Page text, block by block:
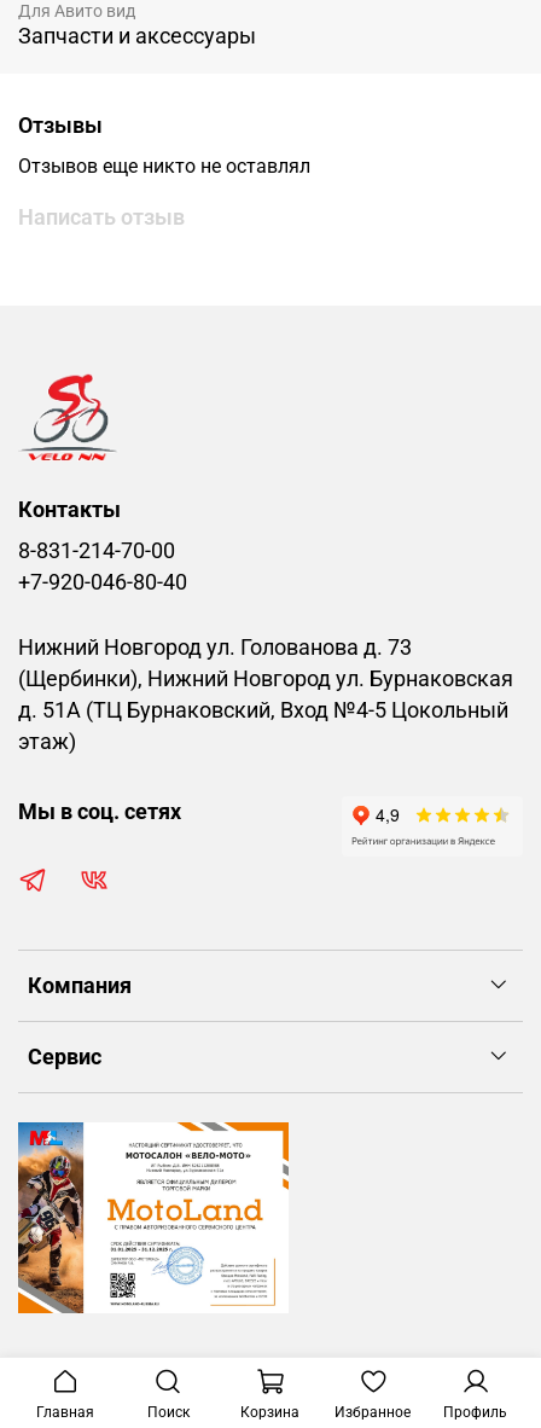
Для Авито вид
Запчасти и аксессуары
Отзывы
Отзывов еще никто не оставлял
Написать отзыв
Компания
Сервис
Контакты
8-831-214-70-00
+7-920-046-80-40
Нижний Новгород ул. Голованова д. 73
(Щербинки), Нижний Новгород ул. Бурнаковская
д. 51А (ТЦ Бурнаковский, Вход №4-5 Цокольный
этаж)
Мы в соц. сетях
Главная Поиск Корзина Избранное Профиль